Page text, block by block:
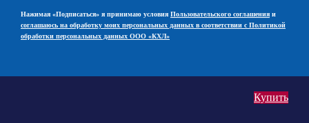
Купить
Нажимая «Подписаться» я принимаю условия Пользовательского соглашения и
соглашаюсь на обработку моих персональных данных в соответствии с Политикой
обработки персональных данных ООО «КХЛ»